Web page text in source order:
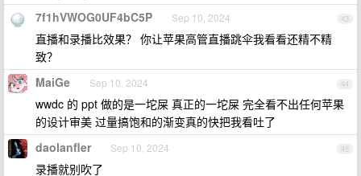
43
7f1hVWOG0UF4bC5P Sep 10, 2024
直播和录播比效果？ 你让苹果高管直播跳伞我看看还精不精
致？
44
MaiGe Sep 10, 2024
wwdc 的 ppt 做的是一坨屎 真正的一坨屎 完全看不出任何苹果
的设计审美 过量搞饱和的渐变真的快把我看吐了
45
daolanfler Sep 10, 2024
录播就别吹了